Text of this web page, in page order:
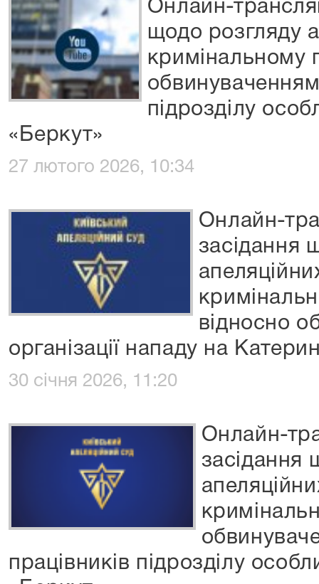
Онлайн-
щодо розгляду
кримінальному
підрозділу
«Беркут»
27 лютого 2026, 10:34
Онлайн-
засідання
відносно
організації нападу на
30 січня 2026, 11:20
Онлайн-
засідання
працівників підрозділу